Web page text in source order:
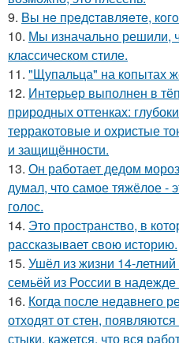
9. Bы нe пpeдcтaвляeтe,
10. Мы изначально решили,
классическом стиле.
11. "Щупальца" на копытах
12. Интерьер выполнен в
природных оттенках:
терракотовые и охристые
и защищённости.
13. Он работает дедом
думал, что самое тяжёлое -
голос.
14. Это пространство, в
рассказывает свою историю.
15. Ушёл из жизни 14-
семьёй из России в
16. Когда после недавнего
отходят от стен,
стыки, кажется, что вся